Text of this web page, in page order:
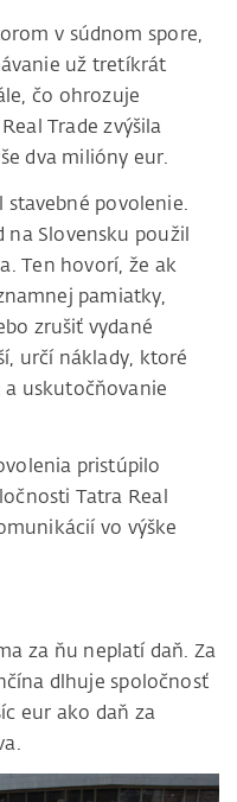
v súdnom spore,
už tretíkrát
čo ohrozuje
Trade zvýšila
dva milióny eur.
povolenie.
na Slovensku použil
Ten hovorí, že ak
pamiatky,
zrušiť vydané
určí náklady, ktoré
a uskutočňovanie
pristúpilo
Tatra Real
vo výške
za ňu neplatí daň. Za
dlhuje spoločnosť
eur ako daň za